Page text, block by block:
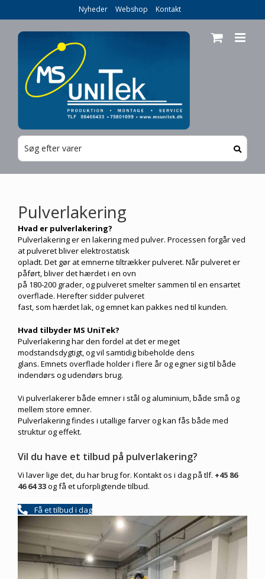
Nyheder Webshop Kontakt
Pulverlakering
Hvad er pulverlakering?
Pulverlakering er en lakering med pulver. Processen forgår ved
at pulveret bliver elektrostatisk
opladt. Det gør at emnerne tiltrækker pulveret. Når pulveret er
påført, bliver det hærdet i en ovn
på 180-200 grader, og pulveret smelter sammen til en ensartet
overflade. Herefter sidder pulveret
fast, som hærdet lak, og emnet kan pakkes ned til kunden.
Hvad tilbyder MS UniTek?
Pulverlakering har den fordel at det er meget
modstandsdygtigt, og vil samtidig bibeholde dens
glans. Emnets overflade holder i flere år og egner sig til både
indendørs og udendørs brug.
Vi pulverlakerer både emner i stål og aluminium, både små og
mellem store emner.
Pulverlakering findes i utallige farver og kan fås både med
struktur og effekt.
Vil du have et tilbud på pulverlakering?
Vi laver lige det, du har brug for. Kontakt os i dag på tlf. +45 86
46 64 33og få et uforpligtende tilbud.
Få et tilbud i dag